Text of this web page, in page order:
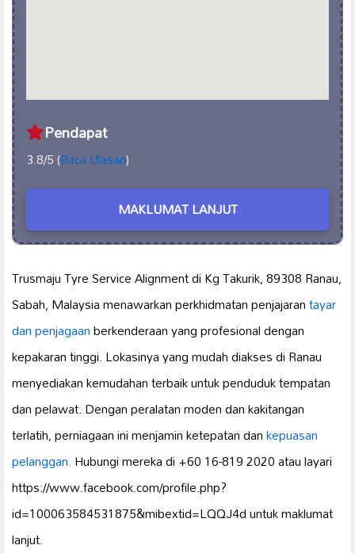
Pendapat
3.8/5 (Baca Ulasan)
MAKLUMAT LANJUT
Trusmaju Tyre Service Alignment di Kg Takurik, 89308 Ranau,
Sabah, Malaysia menawarkan perkhidmatan penjajarantayar
dan penjagaanberkenderaan yang profesional dengan
kepakaran tinggi. Lokasinya yang mudah diakses di Ranau
menyediakan kemudahan terbaik untuk penduduk tempatan
dan pelawat. Dengan peralatan moden dan kakitangan
terlatih, perniagaan ini menjamin ketepatan dankepuasan
pelanggan.Hubungi mereka di +60 16-819 2020 atau layari
https://www.facebook.com/profile.php?
id=100063584531875&mibextid=LQQJ4d untuk maklumat
lanjut.